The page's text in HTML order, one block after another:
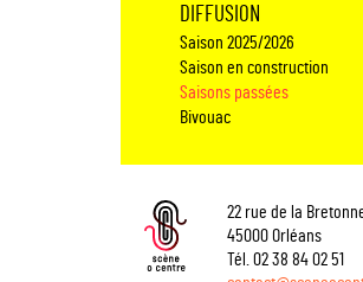
DIFFUSION
Saison 2025/2026
Saison en construction
Saisons passées
Bivouac
22 rue de la
45000 Orléans
Tél. 02 38 84 02 51